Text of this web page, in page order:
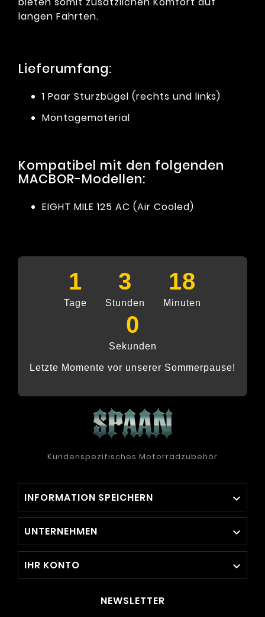
langen Fahrten.
Lieferumfang:
1 Paar Sturzbügel (rechts und links)
Montagematerial
Kompatibel mit den folgenden
MACBOR-Modellen:
EIGHT MILE 125 AC (Air Cooled)
1
Tage
3
Stunden
17
Minuten
59
Sekunden
Letzte Momente vor unserer Sommerpause!
Kundenspezifisches Motorradzubehör
INFORMATION SPEICHERN 
UNTERNEHMEN 
IHR KONTO 
NEWSLETTER